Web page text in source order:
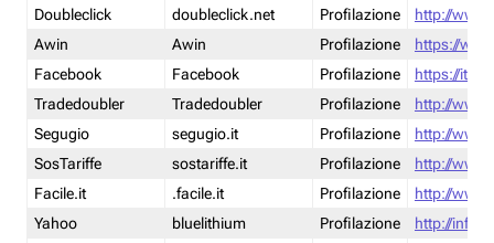
Doubleclick
doubleclick.net Profilazione
http://
Awin
Awin Profilazione
https://
Facebook
Facebook Profilazione
https://it-
Tradedoubler
Tradedoubler Profilazione
http://
Segugio
segugio.it Profilazione
http://
SosTariffe
sostariffe.it Profilazione
http://
Facile.it
.facile.it Profilazione
http://
Yahoo
bluelithium Profilazione
http://